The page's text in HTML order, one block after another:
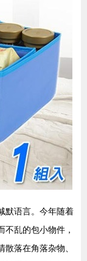
默语言。今年随着
乱的包小物件，
落在角落杂物、